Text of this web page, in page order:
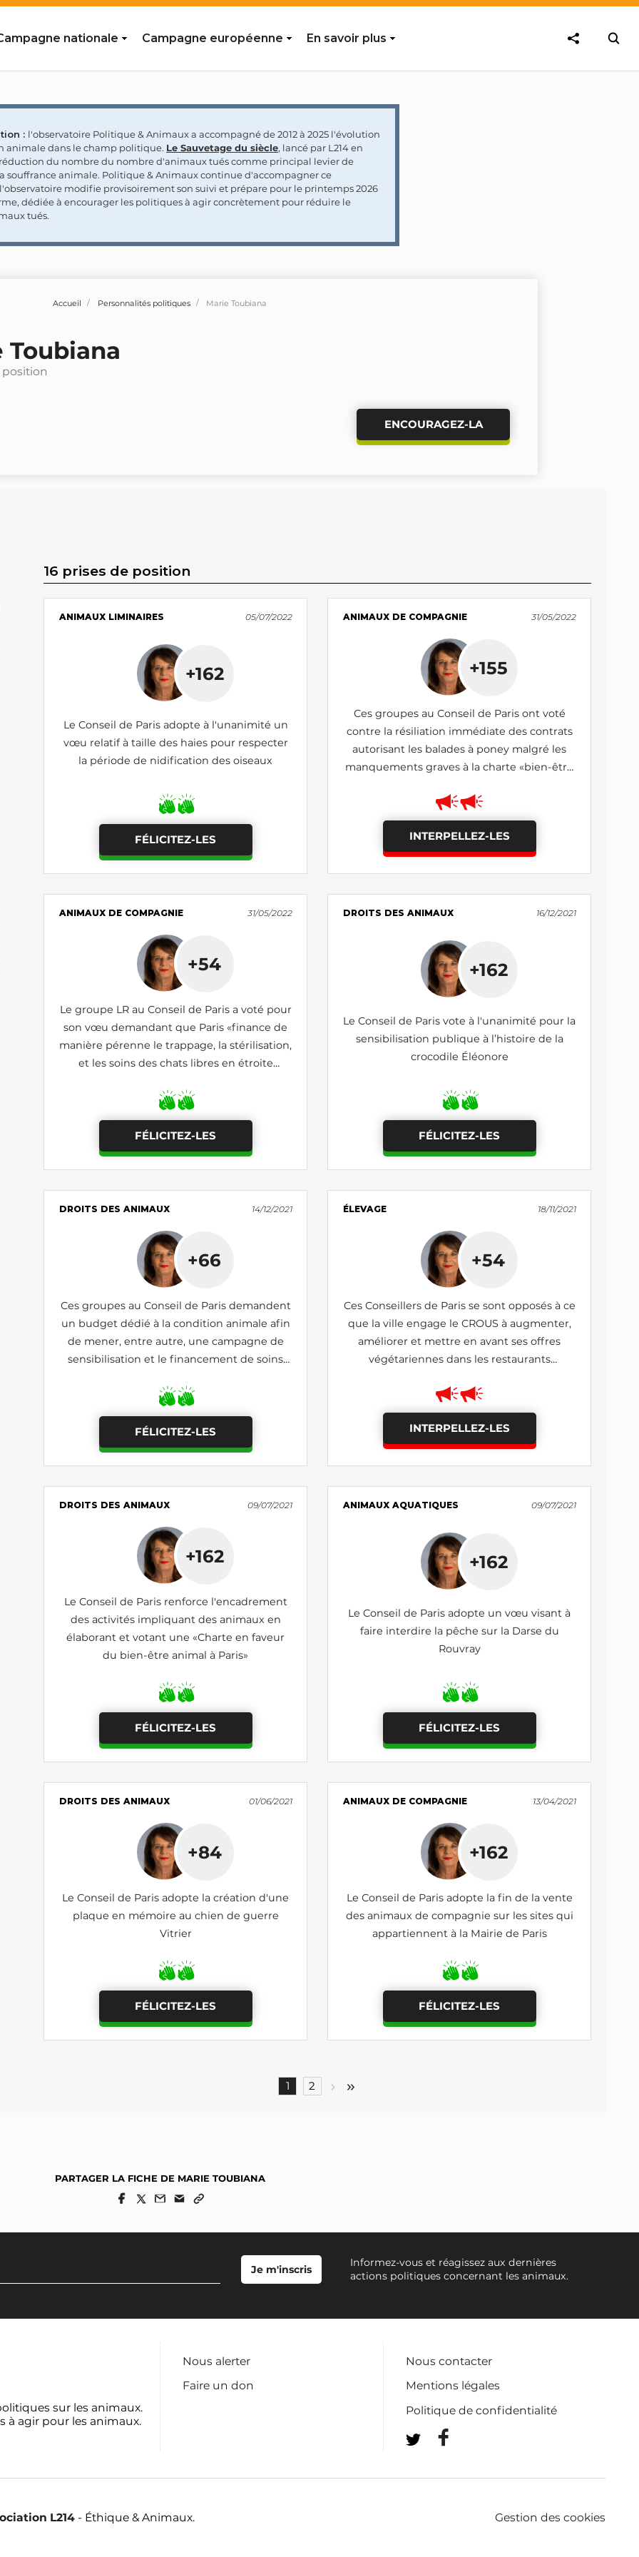
nationale Campagne européenne En savoir plus
: l'observatoire Politique & Animaux a accompagné de 2012 à 2025 l'évolution
animale dans le champ politique. Le Sauvetage du siècle, lancé par L214 en
réduction du nombre du nombre d'animaux tués comme principal levier de
souffrance animale. Politique & Animaux continue d'accompagner ce
modifie provisoirement son suivi et prépare pour le printemps 2026
dédiée à encourager les politiques à agir concrètement pour réduire le
tués.
Accueil Personnalités politiques Marie Toubiana
Toubiana
position
ENCOURAGEZ-LA
16 prises de position
ANIMAUX LIMINAIRES 05/07/2022
+162
Le Conseil de Paris adopte à l'unanimité un
vœu relatif à taille des haies pour respecter
la période de nidification des oiseaux
FÉLICITEZ-LES
ANIMAUX DE COMPAGNIE 31/05/2022
+155
Ces groupes au Conseil de Paris ont voté
contre la résiliation immédiate des contrats
autorisant les balades à poney malgré les
manquements graves à la charte «bien-être
INTERPELLEZ-LES
ANIMAUX DE COMPAGNIE 31/05/2022
+54
Le groupe LR au Conseil de Paris a voté pour
son vœu demandant que Paris «finance de
manière pérenne le trappage, la stérilisation,
et les soins des chats libres en étroite
FÉLICITEZ-LES
DROITS DES ANIMAUX 16/12/2021
+162
Le Conseil de Paris vote à l'unanimité pour la
sensibilisation publique à l’histoire de la
crocodile Éléonore
FÉLICITEZ-LES
DROITS DES ANIMAUX 14/12/2021
+66
Ces groupes au Conseil de Paris demandent
un budget dédié à la condition animale afin
de mener, entre autre, une campagne de
sensibilisation et le financement de soins
économique
FÉLICITEZ-LES
ÉLEVAGE 18/11/2021
+54
Ces Conseillers de Paris se sont opposés à ce
que la ville engage le CROUS à augmenter,
améliorer et mettre en avant ses offres
végétariennes dans les restaurants
INTERPELLEZ-LES
DROITS DES ANIMAUX 09/07/2021
+162
Le Conseil de Paris renforce l'encadrement
des activités impliquant des animaux en
élaborant et votant une «Charte en faveur
du bien-être animal à Paris»
FÉLICITEZ-LES
ANIMAUX AQUATIQUES 09/07/2021
+162
Le Conseil de Paris adopte un vœu visant à
faire interdire la pêche sur la Darse du
Rouvray
FÉLICITEZ-LES
DROITS DES ANIMAUX 01/06/2021
+84
Le Conseil de Paris adopte la création d'une
plaque en mémoire au chien de guerre
Vitrier
FÉLICITEZ-LES
ANIMAUX DE COMPAGNIE 13/04/2021
+162
Le Conseil de Paris adopte la fin de la vente
des animaux de compagnie sur les sites qui
appartiennent à la Mairie de Paris
FÉLICITEZ-LES
1 2
PARTAGER LA FICHE DE MARIE TOUBIANA
Informez-vous et réagissez aux dernières
actions politiques concernant les animaux.
sur les animaux.
à agir pour les animaux.
Nous alerter
Faire un don
Nous contacter
Mentions légales
Politique de confidentialité
L214 - Éthique & Animaux. Gestion des cookies